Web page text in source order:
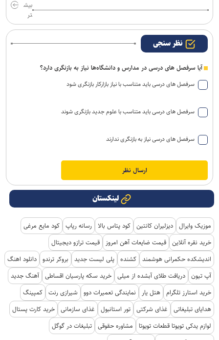
بیش
تر
نظر سنجی
آیا سرفصل های درسی در مدارس و دانشگاه‌ها نیاز به بازنگری دارد؟
سرفصل های درسی باید متناسب با نیاز بازارکار بازنگری شود
سرفصل های درسی باید متناسب با علوم جدید بازنگری شوند
سرفصل های درسی نیاز به بازنگری ندارند
لینکستان
موزیک وایرال دیزلیران کانتین کود پتاس بالا رسانه رپاپ کود مایع مرغی
خرید نقره آنلاین قیمت ضایعات آهن امروز
قیمت ترازو دیجیتال
اندیشکده حکمرانی هوشمند کشنده پلی لیست جدید بروکر ترندو دانلود اهنگ
آپ تیون دریافت طلای آبشده از میلی خرید سکه پارسیان اقساطی آهنگ جدید
خرید استارز تلگرام هتل یار نمایندگی تعمیرات دوو شیرازی رنت کمپینگ
هدایای تبلیغاتی
غذای شرکتی تور استانبول غذای سازمانی خرید کارت پستال
لوازم یدکی تویوتا قطعات تویوتا
مشاوره حقوقی تبلیغات در گوگل